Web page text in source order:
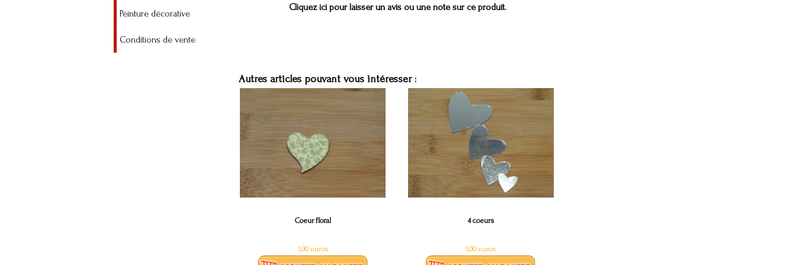
Peinture décorative
Conditions de vente
Cliquez ici pour laisser un avis ou une note sur ce produit.
Autres articles pouvant vous intéresser :
Coeur floral
1,00 euros
4 coeurs
1,00 euros